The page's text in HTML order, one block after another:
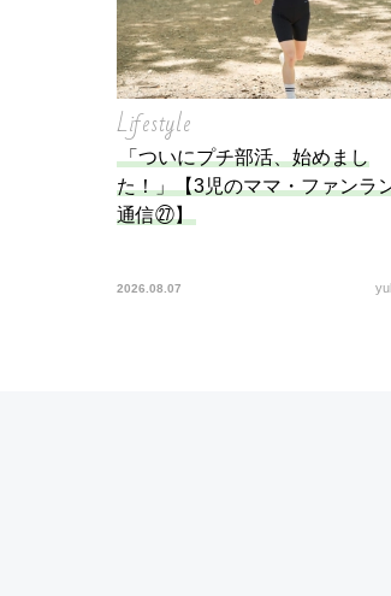
Lifestyle
「ついにプチ部活、始めまし
た！」【3児のママ・ファンラ
通信㉗】
2026.08.07